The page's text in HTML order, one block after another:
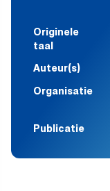
Originele
taal
Auteur(s)
Organisatie
Publicatie